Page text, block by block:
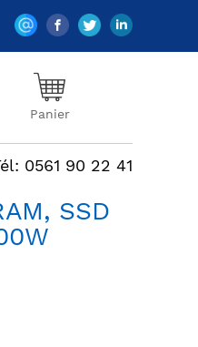
Panier
0561 90 22 41
SSD